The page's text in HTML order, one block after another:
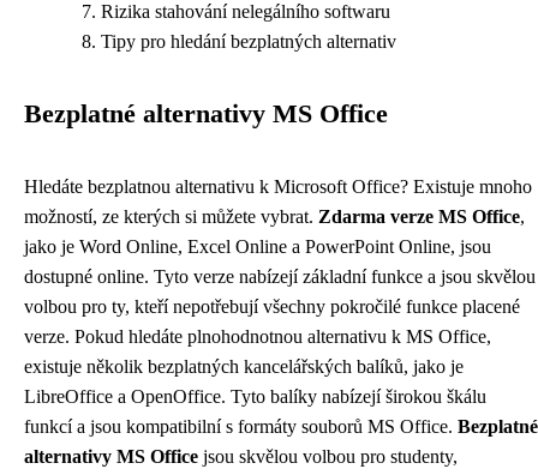
Rizika stahování nelegálního softwaru
Tipy pro hledání bezplatných alternativ
Bezplatné alternativy MS Office
Hledáte bezplatnou alternativu k Microsoft Office? Existuje mnoho
možností, ze kterých si můžete vybrat. Zdarma verze MS Office,
jako je Word Online, Excel Online a PowerPoint Online, jsou
dostupné online. Tyto verze nabízejí základní funkce a jsou skvělou
volbou pro ty, kteří nepotřebují všechny pokročilé funkce placené
verze. Pokud hledáte plnohodnotnou alternativu k MS Office,
existuje několik bezplatných kancelářských balíků, jako je
LibreOffice a OpenOffice. Tyto balíky nabízejí širokou škálu
funkcí a jsou kompatibilní s formáty souborů MS Office. Bezplatné
alternativy MS Office jsou skvělou volbou pro studenty,